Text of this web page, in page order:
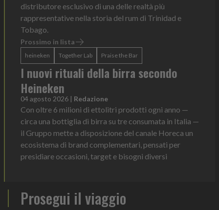
distributore esclusivo di una delle realtà più
rappresentative nella storia del rum di Trinidad e
Tobago.
Prossimo in lista
heineken Together Lab Praise the Bar
I nuovi rituali della birra secondo
Heineken
04 agosto 2026 | Redazione
Con oltre 6 milioni di ettolitri prodotti ogni anno —
circa una bottiglia di birra su tre consumata in Italia —
il Gruppo mette a disposizione del canale Horeca un
ecosistema di brand complementari, pensati per
presidiare occasioni, target e bisogni diversi
Prosegui il viaggio